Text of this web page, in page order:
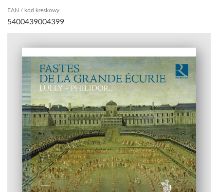
EAN / kod kreskowy
5400439004399